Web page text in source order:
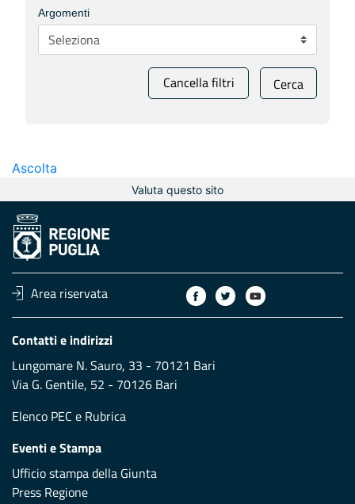
Argomenti
Cancella filtri Cerca
Ascolta
Valuta questo sito
Area riservata
Contatti e indirizzi
Lungomare N. Sauro, 33 - 70121 Bari
Via G. Gentile, 52 - 70126 Bari
Elenco PEC e Rubrica
Eventi e Stampa
Ufficio stampa della Giunta
Press Regione